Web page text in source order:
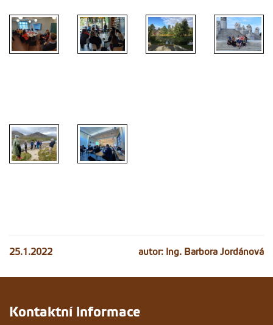
25.1.2022 autor: Ing. Barbora Jordánová
Kontaktní informace